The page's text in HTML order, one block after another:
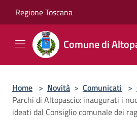
Regione Toscana
Comune di
Home > Novità > Comunicati >
Parchi di Altopascio: inaugurati i
ideati dal Consiglio comunale dei